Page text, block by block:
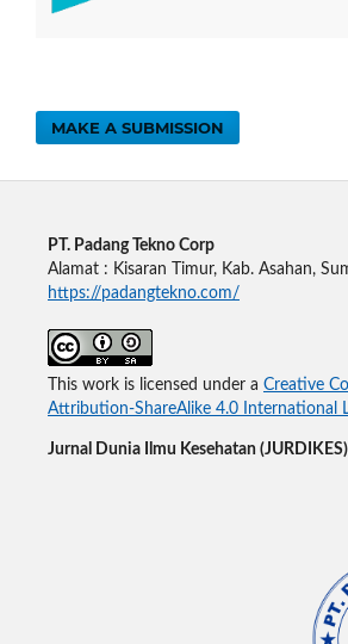
MAKE A SUBMISSION
PT. Padang Tekno Corp
Alamat : Kisaran Timur, Kab. Asahan,
https://padangtekno.com/
This work is licensed under a Creative
Attribution-ShareAlike 4.0 International
Jurnal Dunia Ilmu Kesehatan (JURDIKES)